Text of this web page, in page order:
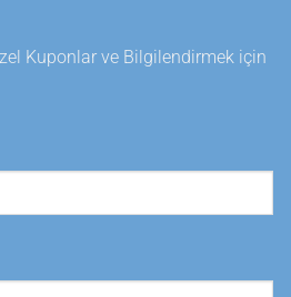
Kuponlar ve Bilgilendirmek için